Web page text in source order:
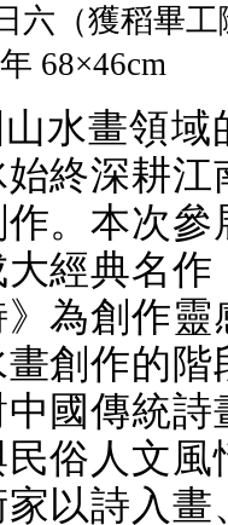
六（獲稻畢
68×46cm
水畫領域
終深耕江
。本次參
經典名作
為創作靈
創作的階
國傳統詩
俗人文風
以詩入畫